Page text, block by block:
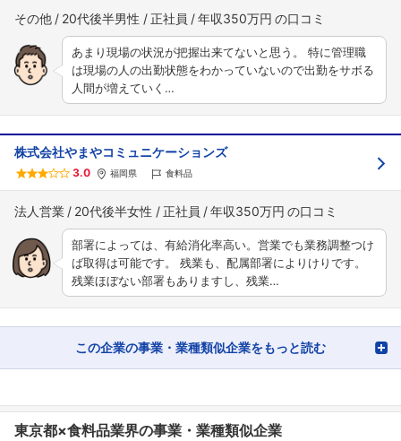
その他 20代後半男性 正社員 年収350万円
あまり現場の状況が把握出来てないと思う。 特に管理職
は現場の人の出勤状態をわかっていないので出勤をサボる
人間が増えていく…
株式会社やまやコミュニケーションズ
3.0 福岡県 食料品
法人営業 20代後半女性 正社員 年収350万円
部署によっては、有給消化率高い。営業でも業務調整つけ
ば取得は可能です。 残業も、配属部署によりけりです。
残業ほぼない部署もありますし、残業…
この企業の事業・業種類似企業をもっと読む
東京都×食料品業界の事業・業種類似企業